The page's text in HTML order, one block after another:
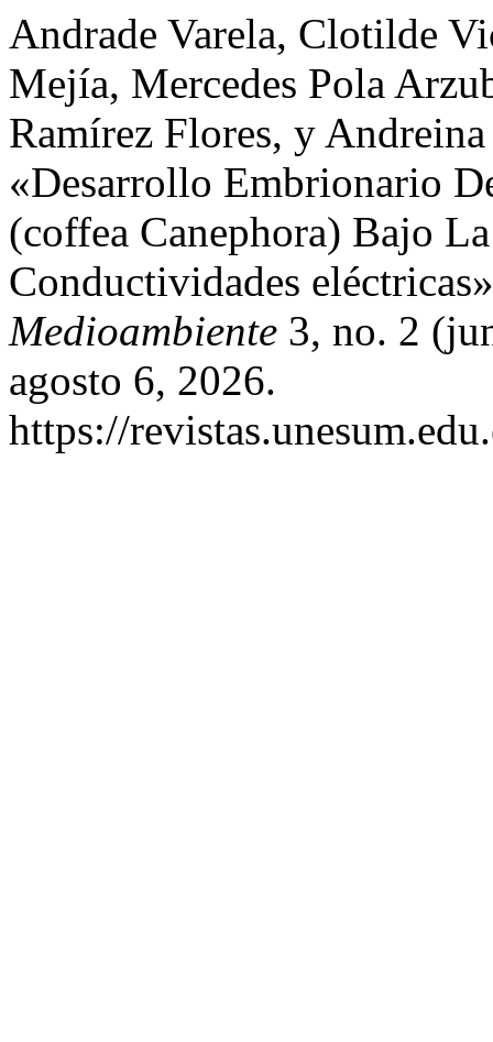
Andrade Varela, Clotilde
Mejía, Mercedes Pola
Ramírez Flores, y
«Desarrollo Embrionario
(coffea Canephora) Bajo
Conductividades
Medioambiente 3, no. 2
agosto 6, 2026.
https://